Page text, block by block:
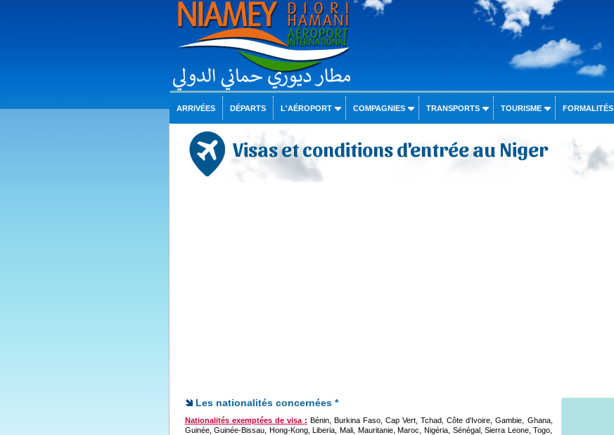
ARRIVÉES DÉPARTS L'AÉROPORT COMPAGNIES TRANSPORTS TOURISME FORMALITÉS
Visas et conditions d'entrée au Niger
Les nationalités concernées *
Nationalités exemptées de visa : Bénin, Burkina Faso, Cap Vert, Tchad, Côte d'Ivoire, Gambie, Ghana,
Guinée, Guinée-Bissau, Hong-Kong, Liberia, Mali, Mauritanie, Maroc, Nigéria, Sénégal, Sierra Leone, Togo,